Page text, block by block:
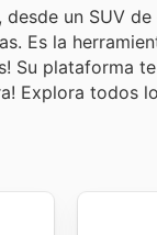
un SUV de
Es la
Su plataforma
Explora todos